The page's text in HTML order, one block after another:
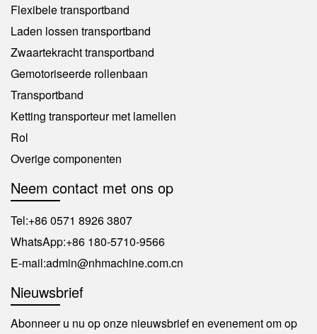
Flexibele transportband
Laden lossen transportband
Zwaartekracht transportband
Gemotoriseerde rollenbaan
Transportband
Ketting transporteur met lamellen
Rol
Overige componenten
Neem contact met ons op
Tel:+86 0571 8926 3807
WhatsApp:+86 180-5710-9566
E-mail:admin@nhmachine.com.cn
Nieuwsbrief
Abonneer u nu op onze nieuwsbrief en evenement om op